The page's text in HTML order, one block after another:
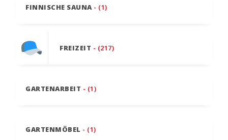
FINNISCHE SAUNA - (1)
FREIZEIT - (217)
GARTENARBEIT - (1)
GARTENMÖBEL - (1)